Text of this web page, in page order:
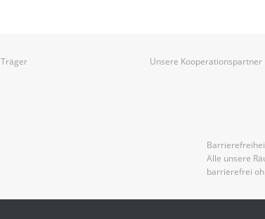
Träger Unsere Kooperationspartner
Alle unsere
barrierefrei